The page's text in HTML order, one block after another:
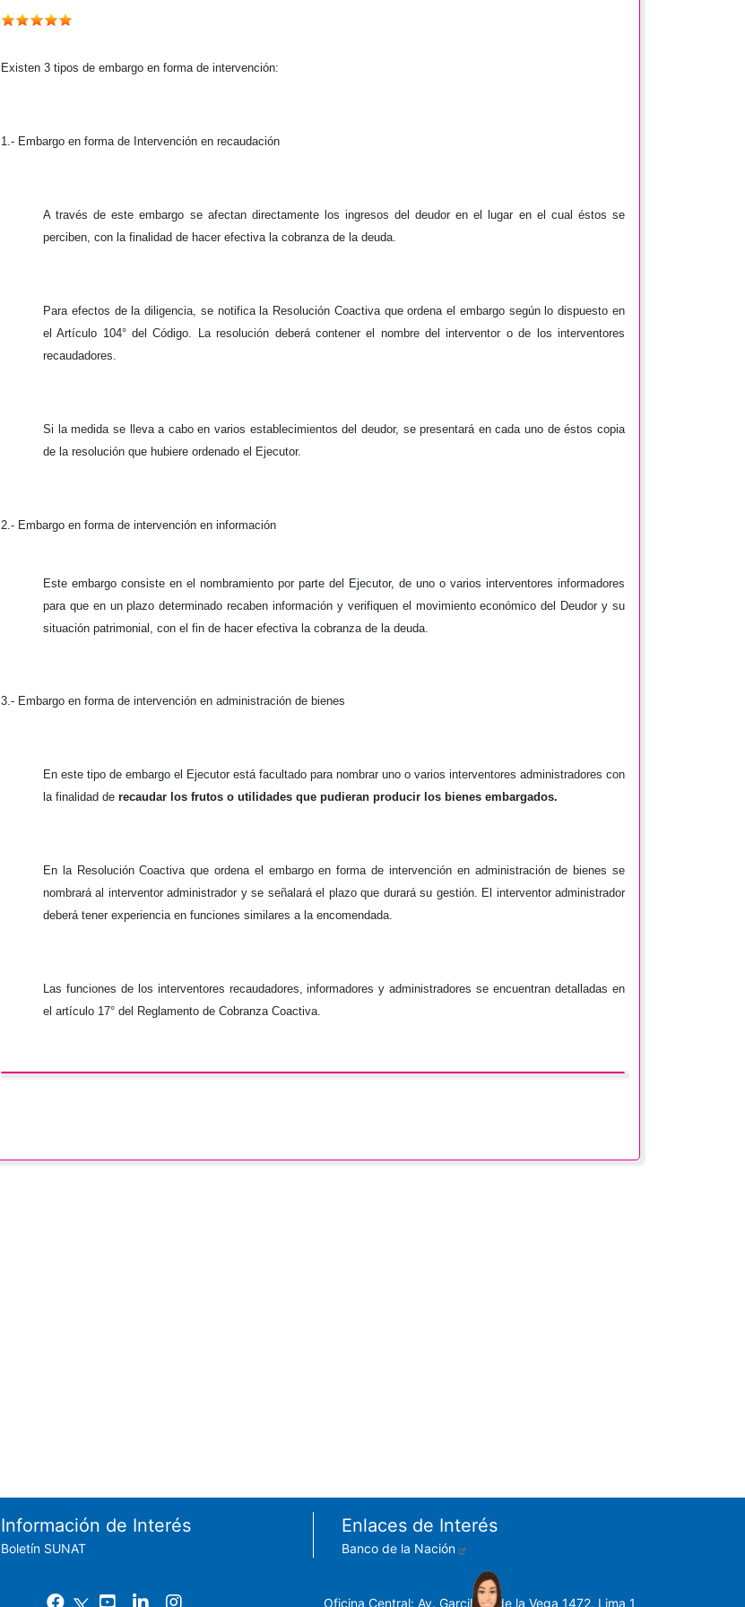
Existen 3 tipos de embargo en forma de intervención:
1.- Embargo en forma de Intervención en recaudación
A través de este embargo se afectan directamente los ingresos del deudor en el lugar en el cual éstos se
perciben, con la finalidad de hacer efectiva la cobranza de la deuda.
Para efectos de la diligencia, se notifica la Resolución Coactiva que ordena el embargo según lo dispuesto en
el Artículo 104° del Código. La resolución deberá contener el nombre del interventor o de los interventores
recaudadores.
Si la medida se lleva a cabo en varios establecimientos del deudor, se presentará en cada uno de éstos copia
de la resolución que hubiere ordenado el Ejecutor.
2.- Embargo en forma de intervención en información
Este embargo consiste en el nombramiento por parte del Ejecutor, de uno o varios interventores informadores
para que en un plazo determinado recaben información y verifiquen el movimiento económico del Deudor y su
situación patrimonial, con el fin de hacer efectiva la cobranza de la deuda.
3.- Embargo en forma de intervención en administración de bienes
En este tipo de embargo el Ejecutor está facultado para nombrar uno o varios interventores administradores con
la finalidad de recaudar los frutos o utilidades que pudieran producir los bienes embargados.
En la Resolución Coactiva que ordena el embargo en forma de intervención en administración de bienes se
nombrará al interventor administrador y se señalará el plazo que durará su gestión. El interventor administrador
deberá tener experiencia en funciones similares a la encomendada.
Las funciones de los interventores recaudadores, informadores y administradores se encuentran detalladas en
el artículo 17° del Reglamento de Cobranza Coactiva.
Información de Interés
Boletín SUNAT
Enlaces de Interés
Banco de la Nación
Oficina Central: Av. Garcilaso de la Vega 1472, Lima 1